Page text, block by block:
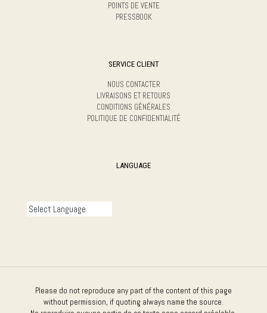
POINTS DE VENTE
PRESSBOOK
SERVICE CLIENT
NOUS CONTACTER
LIVRAISONS ET RETOURS
CONDITIONS GÉNÉRALES
POLITIQUE DE CONFIDENTIALITÉ
LANGUAGE
Please do not reproduce any part of the content of this page
without permission, if quoting always name the source.